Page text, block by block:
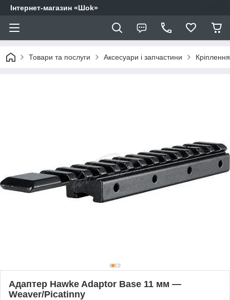
Інтернет-магазин «Шоk»
Товари та послуги Аксесуари і запчастини Кріплення
Адаптер Hawke Adaptor Base 11 мм —
Weaver/Picatinny